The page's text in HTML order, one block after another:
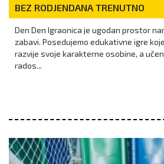
BEZ RODJENDANA TRENUTNO
Den Den Igraonica je ugodan prostor
zabavi. Posedujemo edukativne igre
razvije svoje karakterne osobine, a
rados...